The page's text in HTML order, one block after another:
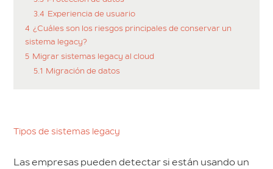
3.4 Experiencia de usuario
4 ¿Cuáles son los riesgos principales de conservar un
sistema legacy?
5 Migrar sistemas legacy al cloud
5.1 Migración de datos
Tipos de sistemas legacy
Las empresas pueden detectar si están usando un